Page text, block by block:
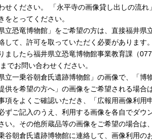
せください。 「永平寺の画像貸し出しの流れ
をとってください。
立恐竜博物館」をご希望の方は、直接福井県
して、許可を取っていただく必要があります
ましたら福井県立恐竜博物館事業教育課（
でお問い合わせください。
立一乗谷朝倉氏遺跡博物館」の画像で、「博
供を希望の方へ」の画像をご希望される場合
項をよくご確認いただき、「広報用画像利用
ずご記入のうえ、利用する画像を各自でダウ
い。その他所蔵品等の画像をご希望の場合は
谷朝倉氏遺跡博物館に連絡して、画像利用の